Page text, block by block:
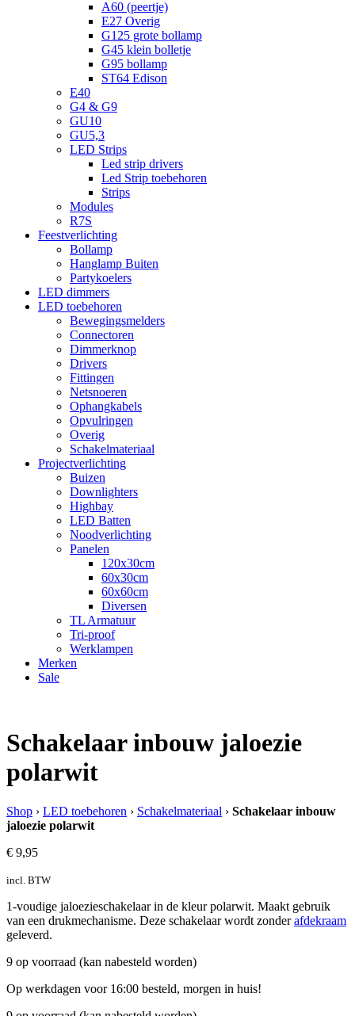
A60 (peertje)
E27 Overig
G125 grote bollamp
G45 klein bolletje
G95 bollamp
ST64 Edison
E40
G4 & G9
GU10
GU5,3
LED Strips
Led strip drivers
Led Strip toebehoren
Strips
Modules
R7S
Feestverlichting
Bollamp
Hanglamp Buiten
Partykoelers
LED dimmers
LED toebehoren
Bewegingsmelders
Connectoren
Dimmerknop
Drivers
Fittingen
Netsnoeren
Ophangkabels
Opvulringen
Overig
Schakelmateriaal
Projectverlichting
Buizen
Downlighters
Highbay
LED Batten
Noodverlichting
Panelen
120x30cm
60x30cm
60x60cm
Diversen
TL Armatuur
Tri-proof
Werklampen
Merken
Sale
Schakelaar inbouw jaloezie
polarwit
Shop › LED toebehoren › Schakelmateriaal › Schakelaar inbouw
jaloezie polarwit
€ 9,95
incl. BTW
1-voudige jaloezieschakelaar in de kleur polarwit. Maakt gebruik
van een drukmechanisme. Deze schakelaar wordt zonderafdekraam
geleverd.
9 op voorraad (kan nabesteld worden)
Op werkdagen voor 16:00 besteld, morgen in huis!